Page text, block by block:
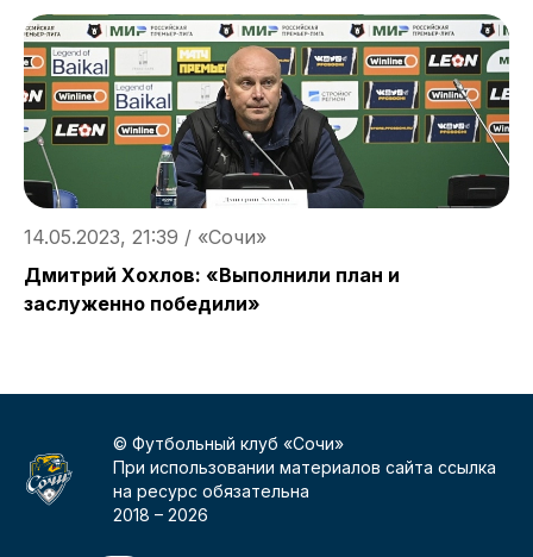
14.05.2023, 21:39 / «Сочи»
Дмитрий Хохлов: «Выполнили план и
заслуженно победили»
© Футбольный клуб «Сочи»
При использовании материалов сайта ссылка
на ресурс обязательна
2018 –2026